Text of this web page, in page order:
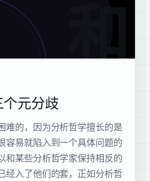
和分
元分歧
难的，因为分析哲学擅长的是
容易就陷入到一个具体问题的
和某些分析哲学家保持相反的
经入了他们的套，正如分析哲